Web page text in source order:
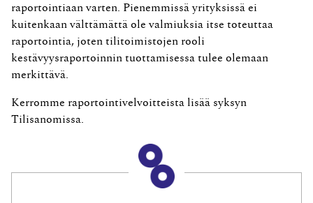
raportointiaan varten. Pienemmissä yrityksissä ei
kuitenkaan välttämättä ole valmiuksia itse toteuttaa
raportointia, joten tilitoimistojen rooli
kestävyysraportoinnin tuottamisessa tulee olemaan
merkittävä.
Kerromme raportointivelvoitteista lisää syksyn
Tilisanomissa.